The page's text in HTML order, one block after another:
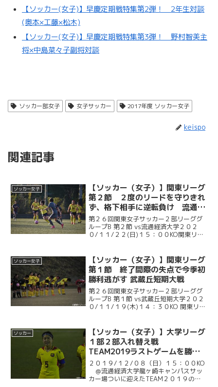
【ソッカー(女子)】早慶定期戦特集第2弾！ 2年生対談
(奥本×工藤×松木)
【ソッカー(女子)】早慶定期戦特集第3弾！ 野村智美主
将×中島菜々子副将対談
ソッカー部女子 女子サッカー 2017年度 ソッカー女子
keispo
関連記事
ソッカー女子
【ソッカー（女子）】関東リーグ
第２節 ２度のリードを守りきれ
ず、格下相手に逆転負け 流通経
済大学戦
第２６回関東女子サッカー２部リーググ
ループB 第２節 vs流通経済大学２０２
０/１１/２２(日)１５：００KO関東リー
直後に失点を許すも、佐藤幸恵（総４・
十文字）がPK...
ソッカー女子
【ソッカー（女子）】関東リーグ
第１節 終了間際の失点で今季初
勝利逃がす 武蔵丘短期大戦
第２６回関東女子サッカー２部リーググ
ループB 第１節 vs武蔵丘短期大学２０２
０/１１/１９(木)１４：３０KO 関東リー
の良い立ち上がり。前半何度もチャンス
を作るもの...
ソッカー
【ソッカー（女子）】大学リーグ
１部２部入れ替え戦
TEAM2019ラストゲームを勝利
で飾って１部残留！ 最後に見せ
つけた荒鷲の意地とプライド 流
通経済大学戦
２０１９/１２/０８（日）１５：００KO
＠流通経済大学龍ヶ崎キャンパスサッ
カー場ついに迎えたTEAM２０１９のラ